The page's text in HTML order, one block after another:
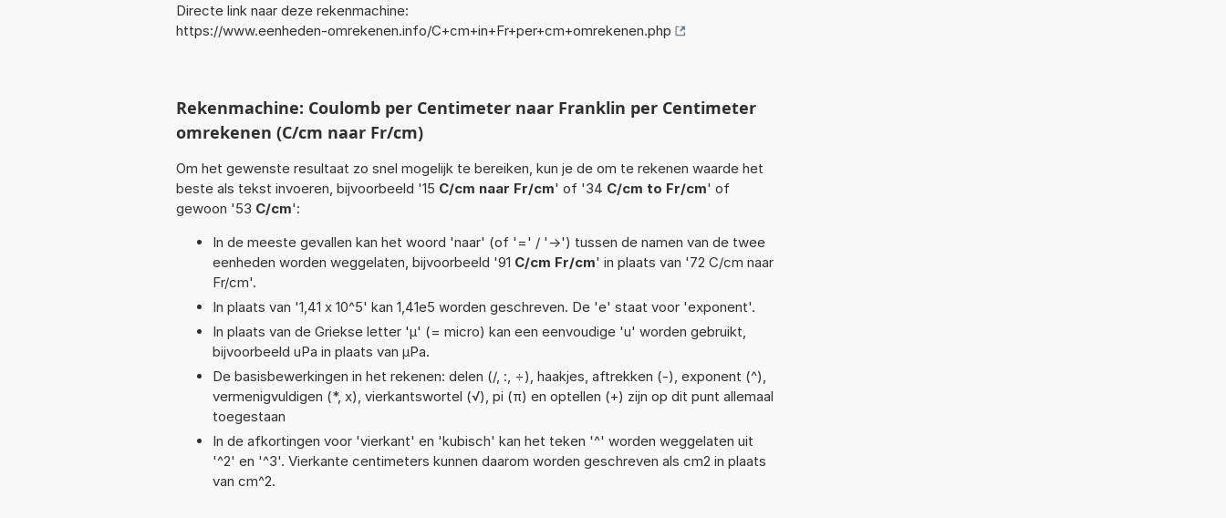
Directe link naar deze rekenmachine:
https://www.eenheden-omrekenen.info/C+cm+in+Fr+per+cm+omrekenen.php
Rekenmachine: Coulomb per Centimeter naar Franklin per Centimeter
omrekenen (C/cm naar Fr/cm)
Om het gewenste resultaat zo snel mogelijk te bereiken, kun je de om te rekenen waarde het
beste als tekst invoeren, bijvoorbeeld '15 C/cm naar Fr/cm' of '34 C/cm to Fr/cm' of
gewoon '53 C/cm':
In de meeste gevallen kan het woord 'naar' (of '=' / '->') tussen de namen van de twee
eenheden worden weggelaten, bijvoorbeeld '91 C/cm Fr/cm' in plaats van '72 C/cm naar
Fr/cm'.
In plaats van '1,41 x 10^5' kan 1,41e5 worden geschreven. De 'e' staat voor 'exponent'.
In plaats van de Griekse letter 'µ' (= micro) kan een eenvoudige 'u' worden gebruikt,
bijvoorbeeld uPa in plaats van µPa.
De basisbewerkingen in het rekenen: delen (/, :, ÷), haakjes, aftrekken (-), exponent (^),
vermenigvuldigen (*, x), vierkantswortel (√), pi (π) en optellen (+) zijn op dit punt allemaal
toegestaan
In de afkortingen voor 'vierkant' en 'kubisch' kan het teken '^' worden weggelaten uit
'^2' en '^3'. Vierkante centimeters kunnen daarom worden geschreven als cm2 in plaats
van cm^2.